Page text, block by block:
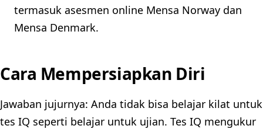
termasuk asesmen online Mensa Norway dan
Mensa Denmark.
Cara Mempersiapkan Diri
Jawaban jujurnya: Anda tidak bisa belajar kilat untuk
tes IQ seperti belajar untuk ujian. Tes IQ mengukur